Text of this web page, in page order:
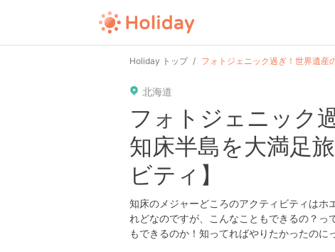
Holiday トップ フォトジェニック過ぎ！世界遺
北海道
pin tel time url guide hot
フォトジェニック
知床半島を大満足
ビティ】
知床のメジャーどころのアクティビティは
れどなのですが、こんなこともできるの？っ
もできるのか！知ってればやりたかったのに